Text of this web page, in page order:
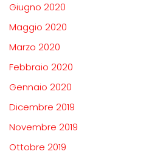
Giugno 2020
Maggio 2020
Marzo 2020
Febbraio 2020
Gennaio 2020
Dicembre 2019
Novembre 2019
Ottobre 2019